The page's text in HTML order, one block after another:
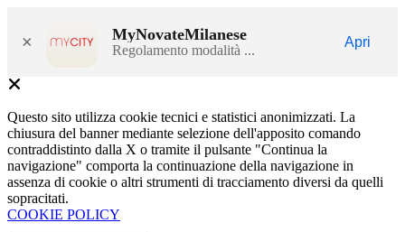
× MyNovateMilanese
Regolamento modalità ...
Apri
Questo sito utilizza cookie tecnici e statistici anonimizzati. La
chiusura del banner mediante selezione dell'apposito comando
contraddistinto dalla X o tramite il pulsante "Continua la
navigazione" comporta la continuazione della navigazione in
assenza di cookie o altri strumenti di tracciamento diversi da quelli
sopracitati.
COOKIE POLICY